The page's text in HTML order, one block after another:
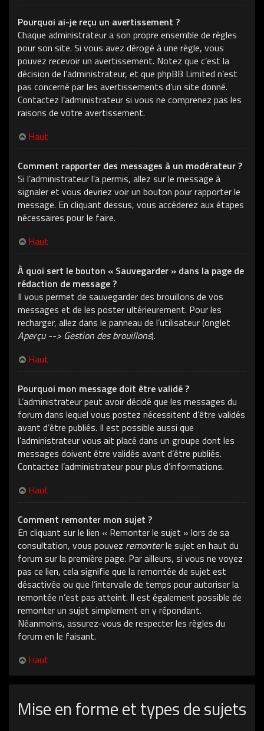
Pourquoi ai-je reçu un avertissement ?
Chaque administrateur a son propre ensemble de règles
pour son site. Si vous avez dérogé à une règle, vous
pouvez recevoir un avertissement. Notez que c’est la
décision de l’administrateur, et que phpBB Limited n’est
pas concerné par les avertissements d’un site donné.
Contactez l’administrateur si vous ne comprenez pas les
raisons de votre avertissement.
Haut
Comment rapporter des messages à un modérateur ?
Si l’administrateur l’a permis, allez sur le message à
signaler et vous devriez voir un bouton pour rapporter le
message. En cliquant dessus, vous accéderez aux étapes
nécessaires pour le faire.
Haut
À quoi sert le bouton « Sauvegarder » dans la page de
rédaction de message ?
Il vous permet de sauvegarder des brouillons de vos
messages et de les poster ultérieurement. Pour les
recharger, allez dans le panneau de l’utilisateur (onglet
Aperçu --> Gestion des brouillons).
Haut
Pourquoi mon message doit être validé ?
L’administrateur peut avoir décidé que les messages du
forum dans lequel vous postez nécessitent d’être validés
avant d’être publiés. Il est possible aussi que
l’administrateur vous ait placé dans un groupe dont les
messages doivent être validés avant d’être publiés.
Contactez l’administrateur pour plus d’informations.
Haut
Comment remonter mon sujet ?
En cliquant sur le lien « Remonter le sujet » lors de sa
consultation, vous pouvez remonterle sujet en haut du
forum sur la première page. Par ailleurs, si vous ne voyez
pas ce lien, cela signifie que la remontée de sujet est
désactivée ou que l’intervalle de temps pour autoriser la
remontée n’est pas atteint. Il est également possible de
remonter un sujet simplement en y répondant.
Néanmoins, assurez-vous de respecter les règles du
forum en le faisant.
Haut
Mise en forme et types de sujets